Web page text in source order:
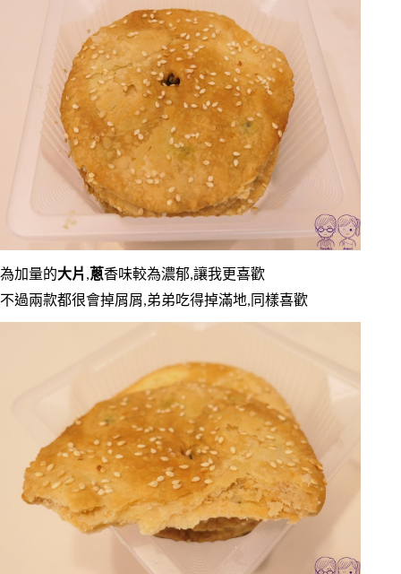
為加量的大片 ,蔥香味較為濃郁,讓我更喜歡
不過兩款都很會掉屑屑,弟弟吃得掉滿地,同樣喜歡